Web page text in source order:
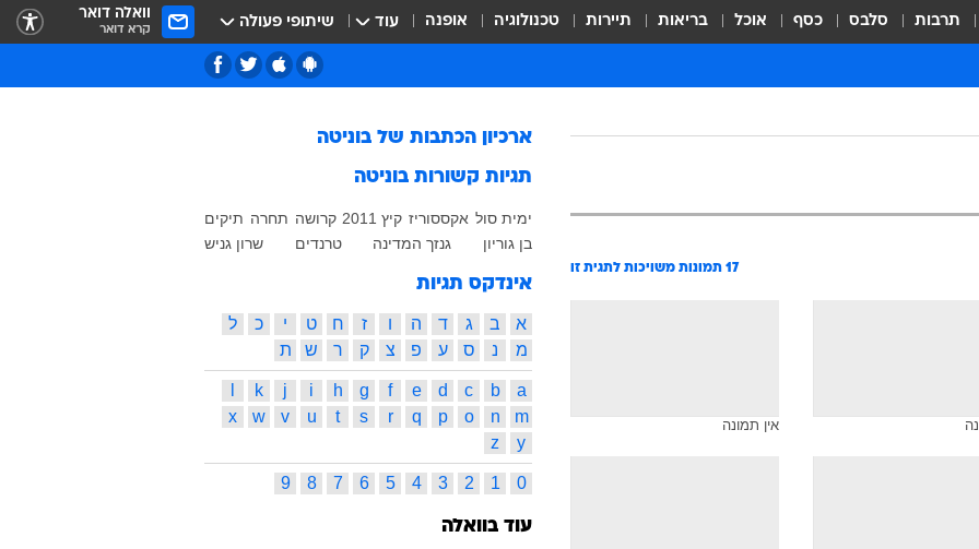
תרבות סלבס כסף אוכל בריאות תיירות טכנולוגיה אופנה עוד שיתופי פעולה וואלה דואר
קרא דואר
17 תמונות משויכות לתגית זו
אין תמונה
ארכיון הכתבות של בוניטה
תגיות קשורות בוניטה
ימית סול אקססוריז קיץ 2011 קרושה תחרה תיקים
בן גוריון
גנזך המדינה טרנדים שרון גניש
אינדקס תגיות
א ב ג ד ה ו ז ח ט י כ
ל
מ
נ ס ע פ צ ק ר ש ת
a
b
c
d
e
f
g
h
i
j
k
m
n
o
p
q
r
s
t
u
v
w
x
y
z
0
1
2
3
4
5
6
7
8
9
עוד בוואלה